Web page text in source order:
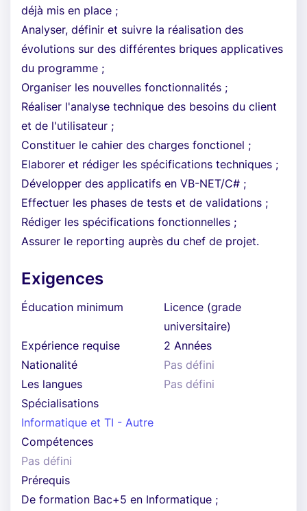
déjà mis en place ;
Analyser, définir et suivre la réalisation des
évolutions sur des différentes briques applicatives
du programme ;
Organiser les nouvelles fonctionnalités ;
Réaliser l'analyse technique des besoins du client
et de l'utilisateur ;
Constituer le cahier des charges fonctionel ;
Elaborer et rédiger les spécifications techniques ;
Développer des applicatifs en VB-NET/C# ;
Effectuer les phases de tests et de validations ;
Rédiger les spécifications fonctionnelles ;
Assurer le reporting auprès du chef de projet.
Exigences
Éducation minimum
Licence (grade
universitaire)
Expérience requise
2 Années
Nationalité
Pas défini
Les langues
Pas défini
Spécialisations
Informatique et TI - Autre
Compétences
Pas défini
Prérequis
De formation Bac+5 en Informatique ;